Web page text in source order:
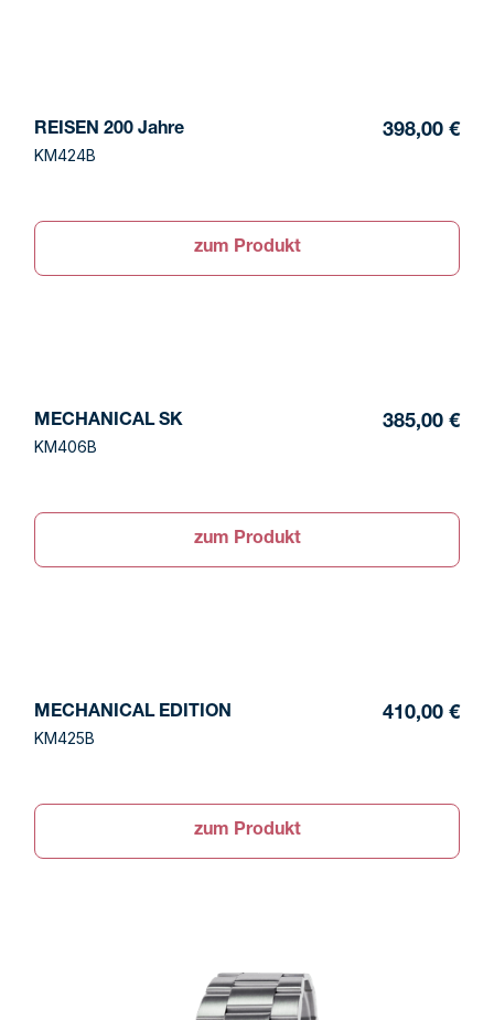
REISEN 200 Jahre
KM424B
398,00 €
zum Produkt
MECHANICAL SK
KM406B
385,00 €
zum Produkt
MECHANICAL EDITION
KM425B
410,00 €
zum Produkt